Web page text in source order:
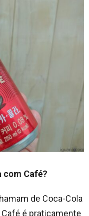
com Café?
de Coca-Cola
é praticamente